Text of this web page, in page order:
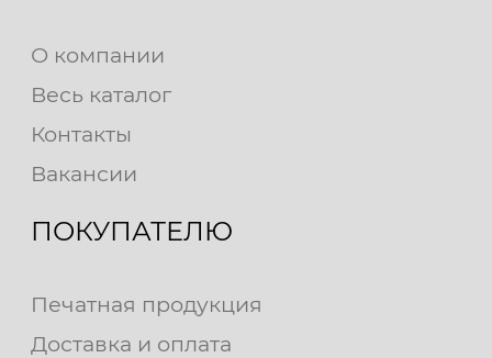
О компании
Весь каталог
Контакты
Вакансии
ПОКУПАТЕЛЮ
Печатная продукция
Доставка и оплата